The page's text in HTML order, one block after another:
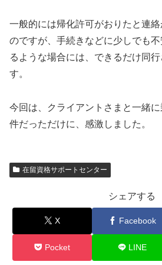
一般的には帰化許可がおりたと連
のですが、手続きなどに少しでも
るような場合には、できるだけ同
す。
今回は、クライアントさまと一緒
件だっただけに、感激しました。
在留資格サポートセンター
シェアする
X Facebook
Pocket LINE